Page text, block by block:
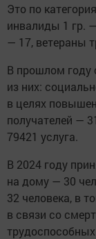
Это по
инвалиды 1 гр.
— 17, ветераны
В прошлом году
из них:
в целях
получателей —
79421 услуга.
В 2024 году
на дому — 30
32 человека, в
в связи со